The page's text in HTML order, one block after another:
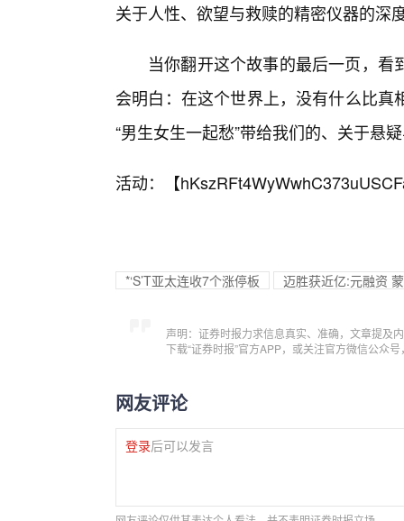
关于人性、欲望与救赎的精密仪器的深
当你翻开这个故事的最后一页，
会明白：在这个世界上，没有什么比
“男生女生一起愁”带给我们的、关于悬
活动：【
*‘S’T亚太连收7个涨停板 迈胜获近亿:元融资
声明：证券时报力求信息真实、准确，文章提及
下载“证券时报”官方APP，或关注官方微信公众
网友评论
登录后可以发言